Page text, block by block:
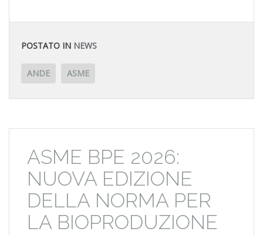
POSTATO IN NEWS
ANDE ASME
ASME BPE 2026:
NUOVA EDIZIONE
DELLA NORMA PER
LA BIOPRODUZIONE